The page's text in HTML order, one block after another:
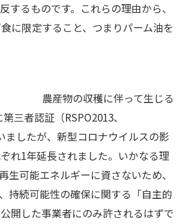
るものです。これらの理由から、
に限定すること、つまりパーム油を
て生じる
三者認証（RSPO2013、
ましたが、新型コロナウイルスの影
れ1年延長されました。いかなる理
可能エネルギーに資さないため、
持続可能性の確保に関する「自主的
開した事業者にのみ許されるはずで